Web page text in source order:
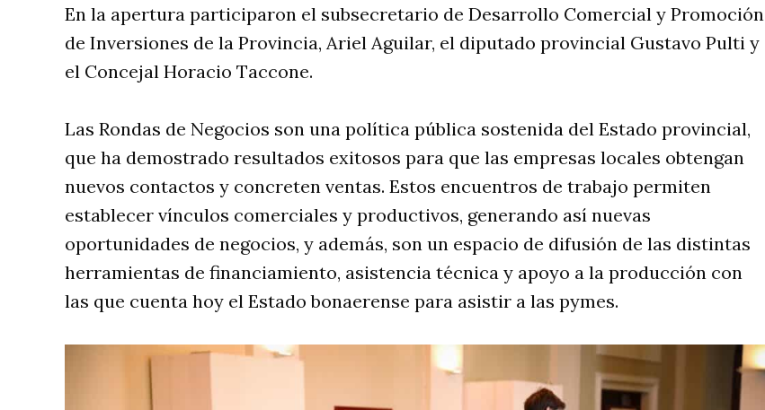
En la apertura participaron el subsecretario de Desarrollo Comercial y Promoción
de Inversiones de la Provincia, Ariel Aguilar, el diputado provincial Gustavo Pulti y
el Concejal Horacio Taccone.
Las Rondas de Negocios son una política pública sostenida del Estado provincial,
que ha demostrado resultados exitosos para que las empresas locales obtengan
nuevos contactos y concreten ventas. Estos encuentros de trabajo permiten
establecer vínculos comerciales y productivos, generando así nuevas
oportunidades de negocios, y además, son un espacio de difusión de las distintas
herramientas de financiamiento, asistencia técnica y apoyo a la producción con
las que cuenta hoy el Estado bonaerense para asistir a las pymes.